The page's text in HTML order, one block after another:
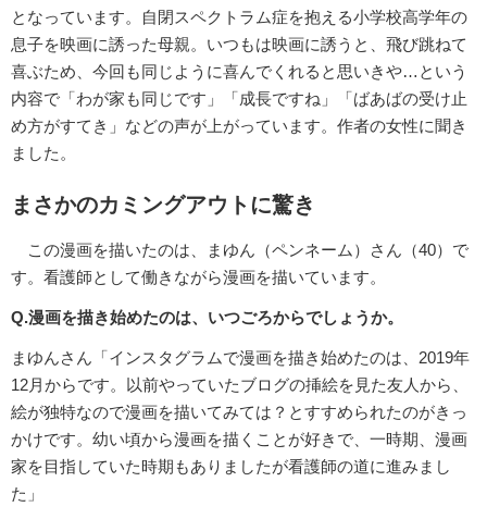
となっています。自閉スペクトラム症を抱える小学校高学年の
息子を映画に誘った母親。いつもは映画に誘うと、飛び跳ねて
喜ぶため、今回も同じように喜んでくれると思いきや…という
内容で「わが家も同じです」「成長ですね」「ばあばの受け止
め方がすてき」などの声が上がっています。作者の女性に聞き
ました。
まさかのカミングアウトに驚き
この漫画を描いたのは、まゆん（ペンネーム）さん（40）で
す。看護師として働きながら漫画を描いています。
Q.漫画を描き始めたのは、いつごろからでしょうか。
まゆんさん「インスタグラムで漫画を描き始めたのは、2019年
12月からです。以前やっていたブログの挿絵を見た友人から、
絵が独特なので漫画を描いてみては？とすすめられたのがきっ
かけです。幼い頃から漫画を描くことが好きで、一時期、漫画
家を目指していた時期もありましたが看護師の道に進みまし
た」